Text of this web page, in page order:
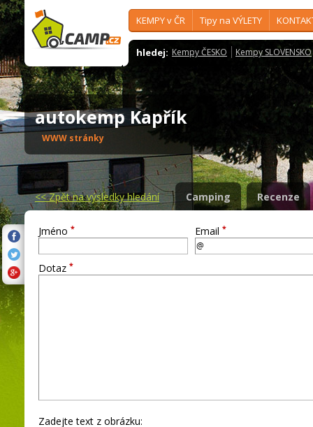
KEMPY v ČR Tipy na VÝLETY
hledej: Kempy ČESKO Kempy SLOVENSKO
autokemp Kapřík
WWW stránky
<<Zpět na výsledky hledání Camping Recenze
Jméno * Email *
Dotaz *
Zadejte text z obrázku: